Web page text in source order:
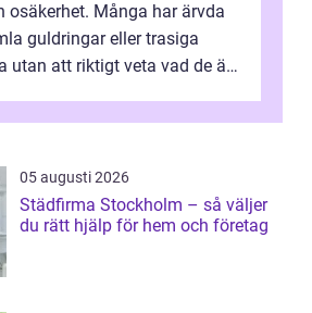
osäkerhet. Många har ärvda
guldringar eller trasiga
utan att riktigt veta vad de är
05 augusti 2026
Städfirma Stockholm – så väljer
du rätt hjälp för hem och företag